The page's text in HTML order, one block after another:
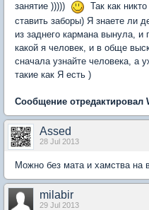
занятие )))))
Так как
ставить заборы) Я знаете ли
из заднего кармана вынула,
какой я человек, и в обще
сначала узнайте человека, а
такие как Я есть )
Сообщение отредактировал
Assed
28 Jul 2013
Можно без мата и хамства на
milabir
29 Jul 2013